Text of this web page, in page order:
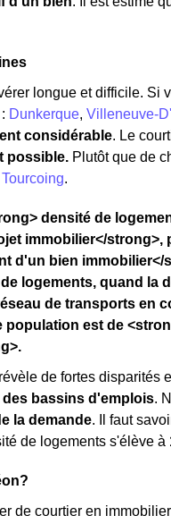
longue et difficile. Si
Dunkerque, Villeneuve-
considérable. Le
possible. Plutôt que de
Tourcoing.
densité de
immobilier</
d'un bien immobilier</
logements, quand la
de transports en
est de
révèle de fortes disparités
bassins d'emplois.
la demande. Il faut
de logements s'élève à
de courtier en